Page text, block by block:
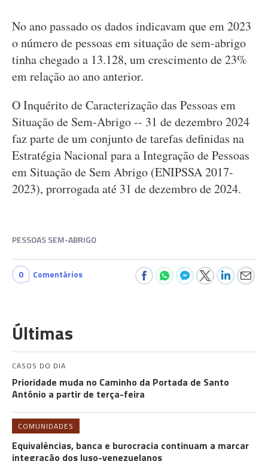
No ano passado os dados indicavam que em 2023
o número de pessoas em situação de sem-abrigo
tinha chegado a 13.128, um crescimento de 23%
em relação ao ano anterior.
O Inquérito de Caracterização das Pessoas em
Situação de Sem-Abrigo -- 31 de dezembro 2024
faz parte de um conjunto de tarefas definidas na
Estratégia Nacional para a Integração de Pessoas
em Situação de Sem Abrigo (ENIPSSA 2017-
2023), prorrogada até 31 de dezembro de 2024.
PESSOAS SEM-ABRIGO
0 Comentários
Últimas
CASOS DO DIA
Prioridade muda no Caminho da Portada de Santo
António a partir de terça-feira
COMUNIDADES
Equivalências, banca e burocracia continuam a marcar
integração dos luso-venezuelanos